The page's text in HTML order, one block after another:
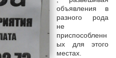
объявления в
разного рода
не
приспособленн
ых для этого
местах.